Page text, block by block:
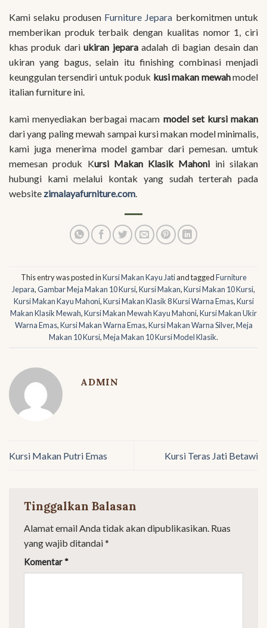
Kami selaku produsen Furniture Jepara berkomitmen untuk
memberikan produk terbaik dengan kualitas nomor 1, ciri
khas produk dariukiran jeparaadalah di bagian desain dan
ukiran yang bagus, selain itu finishing combinasi menjadi
keunggulan tersendiri untuk poduk kusi makan mewahmodel
italian furniture ini.
kami menyediakan berbagai macam model set kursi makan
dari yang paling mewah sampai kursi makan model minimalis,
kami juga menerima model gambar dari pemesan. umtuk
memesan produk Kursi Makan Klasik Mahoni ini silakan
hubungi kami melalui kontak yang sudah terterah pada
website zimalayafurniture.com.
This entry was posted inKursi Makan Kayu Jatiand taggedFurniture
Jepara,Gambar Meja Makan 10 Kursi,Kursi Makan,Kursi Makan 10 Kursi,
Kursi Makan Kayu Mahoni,Kursi Makan Klasik 8 Kursi Warna Emas,Kursi
Makan Klasik Mewah,Kursi Makan Mewah Kayu Mahoni,Kursi Makan Ukir
Warna Emas,Kursi Makan Warna Emas,Kursi Makan Warna Silver,Meja
Makan 10 Kursi,Meja Makan 10 Kursi Model Klasik.
ADMIN
Kursi Makan Putri Emas Kursi Teras Jati Betawi
Tinggalkan Balasan
Alamat email Anda tidak akan dipublikasikan. Ruas
yang wajib ditandai*
Komentar *